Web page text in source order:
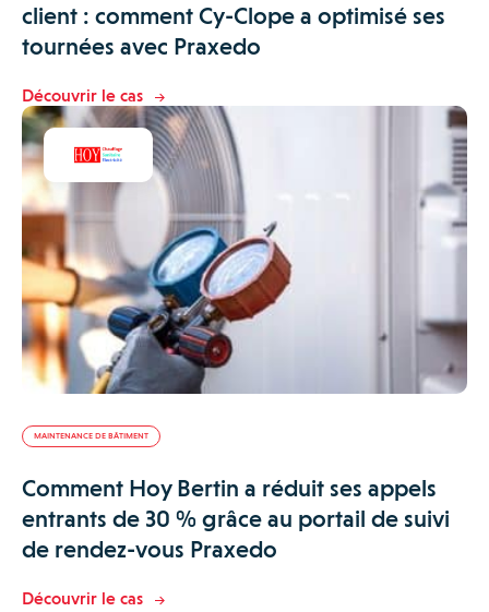
client : comment Cy-Clope a optimisé ses
tournées avec Praxedo
Découvrir le cas
MAINTENANCE DE BÂTIMENT
Comment Hoy Bertin a réduit ses appels
entrants de 30 % grâce au portail de suivi
de rendez-vous Praxedo
Découvrir le cas